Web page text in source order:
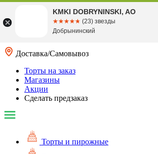
Доставка/Самовывоз
Торты на заказ
Магазины
Акции
Сделать предзаказ
Торты и пирожные
KMKI DOBRYNINSKI, AO
☆☆☆☆☆
★★★★★ (23) звезды
Добрынинский